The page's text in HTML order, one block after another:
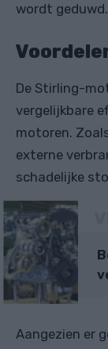
wordt geduwd.
De Stirling-
vergelijkbare
motoren.
externe
schadelijke
Aangezien er